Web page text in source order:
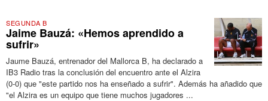
SEGUNDA B
Jaime Bauzá: «Hemos aprendido a
sufrir»
Jaume Bauzá, entrenador del Mallorca B, ha declarado a
IB3 Radio tras la conclusión del encuentro ante el Alzira
(0-0) que "este partido nos ha enseñado a sufrir". Además ha añadido que
"el Alzira es un equipo que tiene muchos jugadores ...